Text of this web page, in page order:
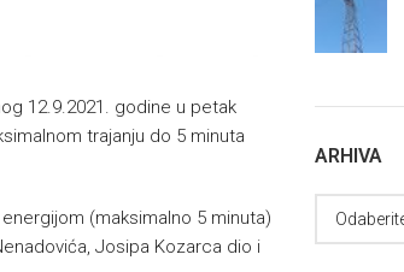
12.9.2021. godine u petak
trajanju do 5 minuta
(maksimalno 5 minuta)
Josipa Kozarca dio i
ARHIVA